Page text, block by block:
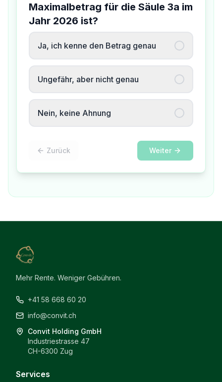
Maximalbetrag für die Säule 3a im
Jahr 2026 ist?
Ja, ich kenne den Betrag genau
Ungefähr, aber nicht genau
Nein, keine Ahnung
Zurück Weiter
Mehr Rente. Weniger Gebühren.
+41 58 668 60 20
info@convit.ch
Convit Holding GmbH
Industriestrasse 47
CH-6300 Zug
Services